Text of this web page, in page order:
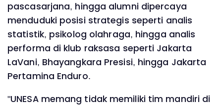
pascasarjana, hingga alumni dipercaya
menduduki posisi strategis seperti analis
statistik, psikolog olahraga, hingga analis
performa di klub raksasa seperti Jakarta
LaVani, Bhayangkara Presisi, hingga Jakarta
Pertamina Enduro.
"UNESA memang tidak memiliki tim mandiri di